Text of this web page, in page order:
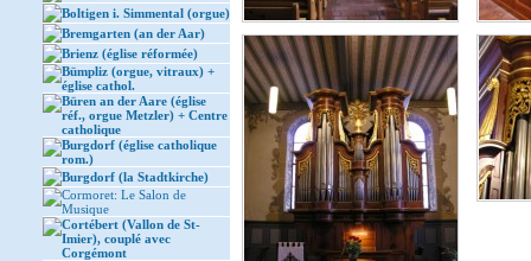
Boltigen i. Simmental (orgue)
Bremgarten (an der Aar)
Brienz (église réformée)
Bümpliz (orgue, vitraux) +
église cathol.
Büren an der Aare (église
réf., orgue Metzler) + Centre
catholique
Burgdorf (église catholique
rom.)
Burgdorf (la Stadtkirche)
Cormoret: Le Salon de
Musique
Cortébert (Vallon de St-
Imier), couplé avec
Corgémont